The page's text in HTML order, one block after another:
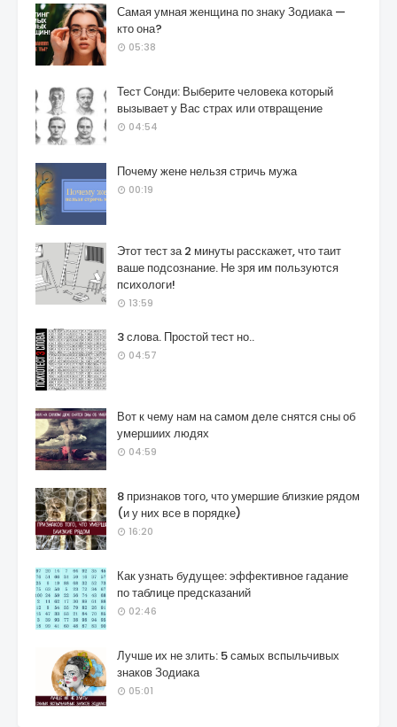
Самая умная женщина по знаку Зодиака —
кто она?
05:38
Тест Сонди: Выберите человека который
вызывает у Вас страх или отвращение
04:54
Почему жене нельзя стричь мужа
00:19
Этот тест за 2 минуты расскажет, что таит
ваше подсознание. Не зря им пользуются
психологи!
13:59
3 слова. Простой тест но..
04:57
Вот к чему нам на самом деле снятся сны об
умершиих людях
04:59
8 признаков того, что умершие близкие рядом
(и у них все в порядке)
16:20
Как узнать будущее: эффективное гадание
по таблице предсказаний
02:46
Лучше их не злить: 5 самых вспыльчивых
знаков Зодиака
05:01